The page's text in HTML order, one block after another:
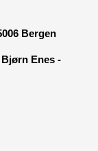
Bergen
Enes -